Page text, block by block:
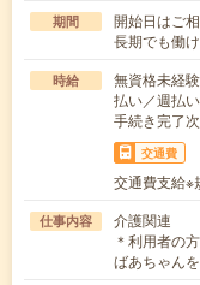
期間
開始日はご
長期でも働け
時給
無資格未経
払い／週払
手続き完了
交通費
交通費支給※
仕事内容
介護関連
＊利用者の
ばあちゃん